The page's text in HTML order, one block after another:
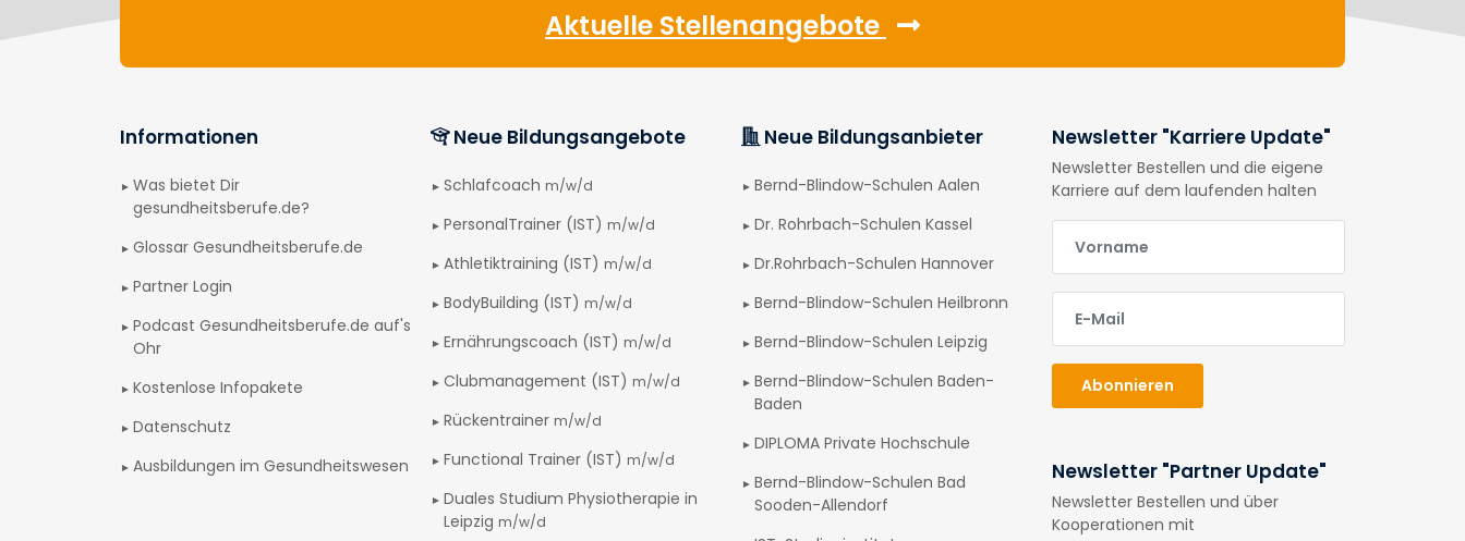
Aktuelle Stellenangebote
Informationen
Was bietet Dir
gesundheitsberufe.de?
Glossar Gesundheitsberufe.de
Partner Login
Podcast Gesundheitsberufe.de auf's
Ohr
Kostenlose Infopakete
Datenschutz
Ausbildungen im Gesundheitswesen
Neue Bildungsangebote
Schlafcoach m/w/d
PersonalTrainer (IST) m/w/d
Athletiktraining (IST) m/w/d
BodyBuilding (IST) m/w/d
Ernährungscoach (IST) m/w/d
Clubmanagement (IST) m/w/d
Rückentrainer m/w/d
Functional Trainer (IST) m/w/d
Duales Studium Physiotherapie in
Leipzig m/w/d
Neue Bildungsanbieter
Bernd-Blindow-Schulen Aalen
Dr. Rohrbach-Schulen Kassel
Dr.Rohrbach-Schulen Hannover
Bernd-Blindow-Schulen Heilbronn
Bernd-Blindow-Schulen Leipzig
Bernd-Blindow-Schulen Baden-
Baden
DIPLOMA Private Hochschule
Bernd-Blindow-Schulen Bad
Sooden-Allendorf
Newsletter "Karriere Update"
Newsletter Bestellen und die eigene
Karriere auf dem laufenden halten
Abonnieren
Newsletter "Partner Update"
Newsletter Bestellen und über
Kooperationen mit